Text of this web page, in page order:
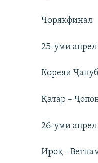
Чорякфинал
25-уми
Кореяи
Қатар –
26-уми
Ироқ -